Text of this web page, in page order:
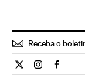
Receba o
Internacional El